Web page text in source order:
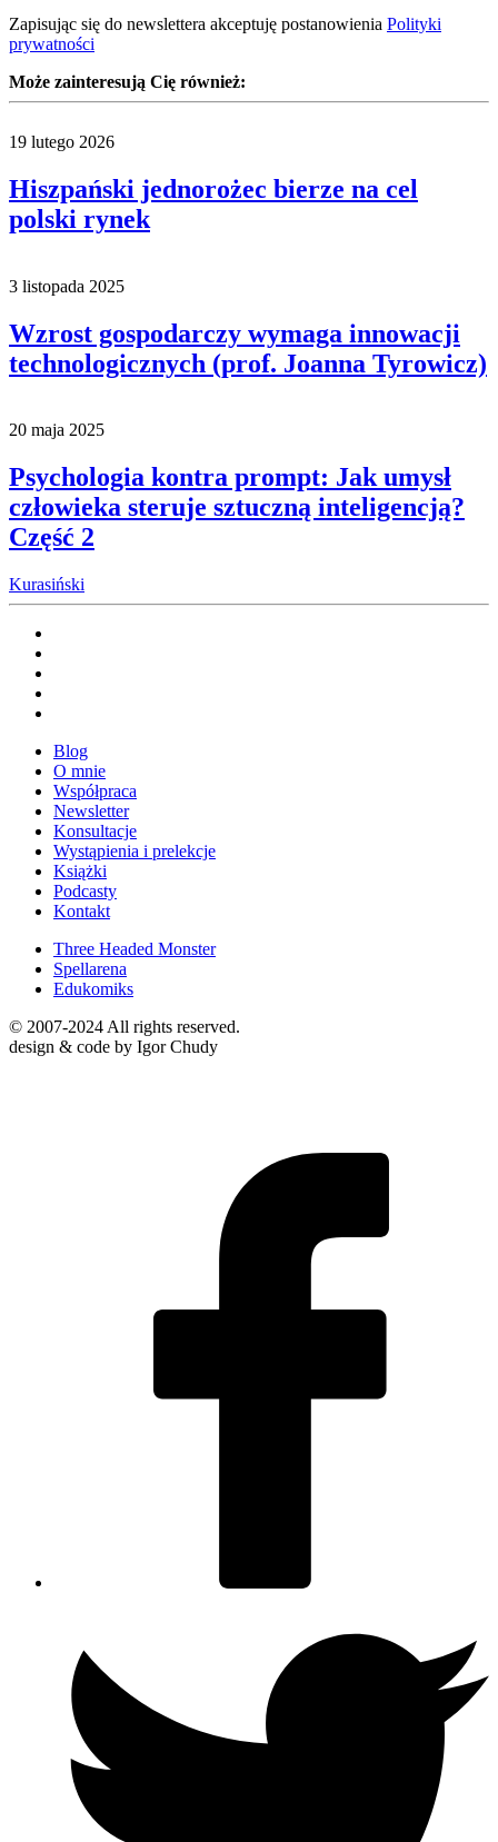
Zapisując się do newslettera akceptuję postanowienia Polityki
prywatności
Może zainteresują Cię również:
19 lutego 2026
Hiszpański jednorożec bierze na cel
polski rynek
3 listopada 2025
Wzrost gospodarczy wymaga innowacji
technologicznych (prof. Joanna Tyrowicz)
20 maja 2025
Psychologia kontra prompt: Jak umysł
człowieka steruje sztuczną inteligencją?
Część 2
Kurasiński
Blog
O mnie
Współpraca
Newsletter
Konsultacje
Wystąpienia i prelekcje
Książki
Podcasty
Kontakt
Three Headed Monster
Spellarena
Edukomiks
© 2007-2024 All rights reserved.
design & code by Igor Chudy